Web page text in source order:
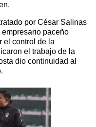
por César Salinas
paceño
el control de la
el trabajo de la
dio continuidad al